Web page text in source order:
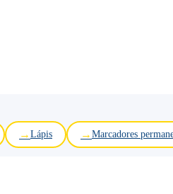
Lápis Marcadores